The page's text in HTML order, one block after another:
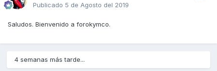
Publicado 5 de Agosto del 2019
Saludos. Bienvenido a forokymco.
4 semanas más tarde...